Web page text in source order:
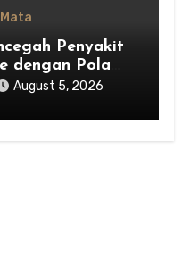
Penyakit
dengan Pola
August 5, 2026